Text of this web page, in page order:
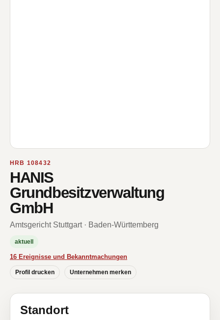
HRB 108432
HANIS
Grundbesitzverwaltung
GmbH
Amtsgericht Stuttgart · Baden-Württemberg
aktuell
16 Ereignisse und Bekanntmachungen
Profil drucken Unternehmen merken
Standort